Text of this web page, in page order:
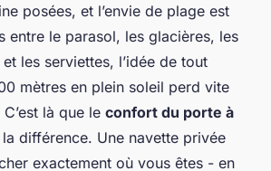
posées, et l’envie de plage est
entre le parasol, les glacières, les
les serviettes, l’idée de tout
mètres en plein soleil perd vite
là que le confort du porte à
différence. Une navette privée
exactement où vous êtes - en